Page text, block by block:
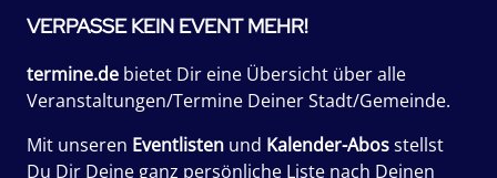
VERPASSE KEIN EVENT MEHR!
termine.de bietet Dir eine Übersicht über alle
Veranstaltungen/Termine Deiner Stadt/Gemeinde.
Mit unseren Eventlisten und Kalender-Abosstellst
Du Dir Deine ganz persönliche Liste nach Deinen